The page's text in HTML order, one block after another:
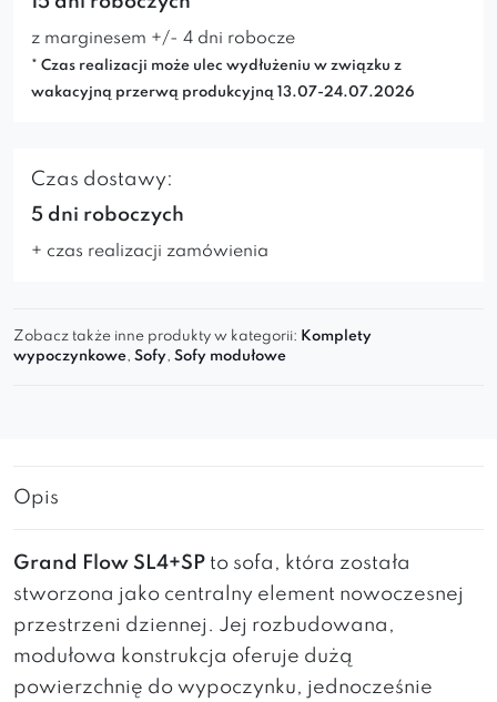
z marginesem +/- 4 dni robocze
* Czas realizacji może ulec wydłużeniu w związku z
wakacyjną przerwą produkcyjną 13.07-24.07.2026
Czas dostawy:
5 dni roboczych
+ czas realizacji zamówienia
Zobacz także inne produkty w kategorii: Komplety
wypoczynkowe, Sofy, Sofy modułowe
Opis
Grand Flow SL4+SP to sofa, która została
stworzona jako centralny element nowoczesnej
przestrzeni dziennej. Jej rozbudowana,
modułowa konstrukcja oferuje dużą
powierzchnię do wypoczynku, jednocześnie